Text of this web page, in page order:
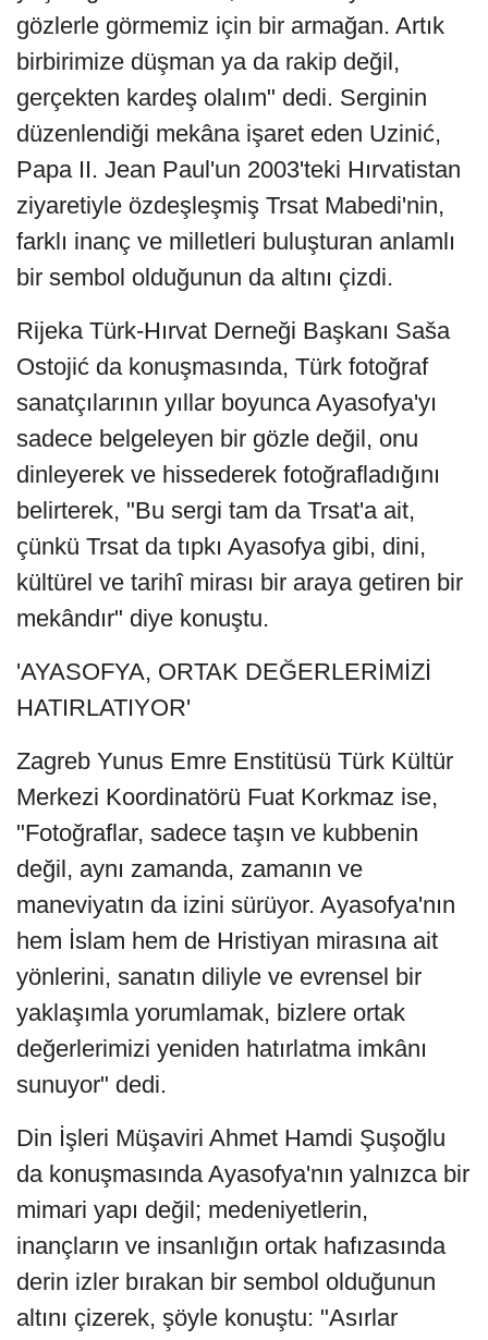
gözlerle görmemiz için bir armağan. Artık
birbirimize düşman ya da rakip değil,
gerçekten kardeş olalım" dedi. Serginin
düzenlendiği mekâna işaret eden Uzinić,
Papa II. Jean Paul'un 2003'teki Hırvatistan
ziyaretiyle özdeşleşmiş Trsat Mabedi'nin,
farklı inanç ve milletleri buluşturan anlamlı
bir sembol olduğunun da altını çizdi.
Rijeka Türk-Hırvat Derneği Başkanı Saša
Ostojić da konuşmasında, Türk fotoğraf
sanatçılarının yıllar boyunca Ayasofya'yı
sadece belgeleyen bir gözle değil, onu
dinleyerek ve hissederek fotoğrafladığını
belirterek, "Bu sergi tam da Trsat'a ait,
çünkü Trsat da tıpkı Ayasofya gibi, dini,
kültürel ve tarihî mirası bir araya getiren bir
mekândır" diye konuştu.
'AYASOFYA, ORTAK DEĞERLERİMİZİ
HATIRLATIYOR'
Zagreb Yunus Emre Enstitüsü Türk Kültür
Merkezi Koordinatörü Fuat Korkmaz ise,
"Fotoğraflar, sadece taşın ve kubbenin
değil, aynı zamanda, zamanın ve
maneviyatın da izini sürüyor. Ayasofya'nın
hem İslam hem de Hristiyan mirasına ait
yönlerini, sanatın diliyle ve evrensel bir
yaklaşımla yorumlamak, bizlere ortak
değerlerimizi yeniden hatırlatma imkânı
sunuyor" dedi.
Din İşleri Müşaviri Ahmet Hamdi Şuşoğlu
da konuşmasında Ayasofya'nın yalnızca bir
mimari yapı değil; medeniyetlerin,
inançların ve insanlığın ortak hafızasında
derin izler bırakan bir sembol olduğunun
altını çizerek, şöyle konuştu: "Asırlar